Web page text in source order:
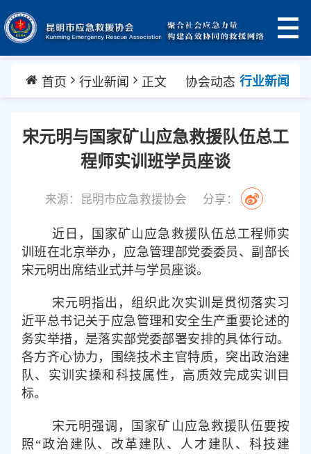
首页 行业新闻 正文 协会动态 行业新闻
宋元明与国家矿山应急救援队伍总工
程师实训班学员座谈
来源：昆明市应急救援协会 分享：
近日，国家矿山应急救援队伍总工程师实
训班在北京举办，应急管理部党委委员、副部长
宋元明出席结业式并与学员座谈。
宋元明指出，组织此次实训是贯彻落实习
近平总书记关于应急管理和安全生产重要论述的
务实举措，是落实部党委部署安排的具体行动。
各方齐心协力，围绕技术主官特质，突出政治建
队、实训实操和科技属性，高质效完成实训目
标。
宋元明强调，国家矿山应急救援队伍要按
照 “政治建队、改革建队、人才建队、科技建